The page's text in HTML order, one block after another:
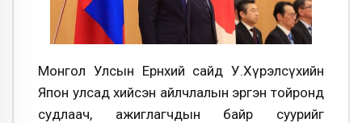
Монгол Улсын Ерөнхий сайд У.Хүрэлсүхийн
Япон улсад хийсэн айлчлалын эргэн тойронд
судлаач, ажиглагчдын байр суурийг